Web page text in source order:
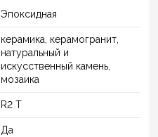
Эпоксидная
керамика, керамогранит,
натуральный и
искусственный камень,
мозаика
R2 T
Да